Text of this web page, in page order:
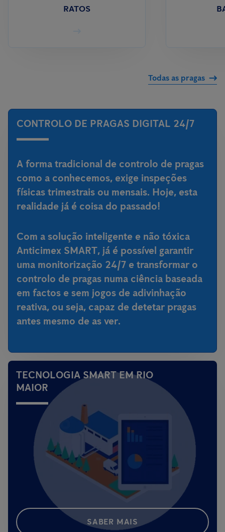
RATOS
Todas as pragas
CONTROLO DE PRAGAS DIGITAL 24/7
A forma tradicional de controlo de pragas
como a conhecemos, exige inspeções
físicas trimestrais ou mensais. Hoje, esta
realidade já é coisa do passado!
Com a solução inteligente e não tóxica
Anticimex SMART, já é possível garantir
uma monitorização 24/7 e transformar o
controlo de pragas numa ciência baseada
em factos e sem jogos de adivinhação
reativa, ou seja, capaz de detetar pragas
antes mesmo de as ver.
TECNOLOGIA SMART EM RIO
MAIOR
SABER MAIS